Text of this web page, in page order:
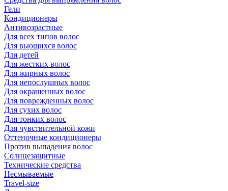
Гели
Кондиционеры
Антивозрастные
Для всех типов волос
Для вьющихся волос
Для детей
Для жестких волос
Для жирных волос
Для непослушных волос
Для окрашенных волос
Для поврежденных волос
Для сухих волос
Для тонких волос
Для чувствительной кожи
Оттеночные кондиционеры
Против выпадения волос
Солнцезащитные
Технические средства
Несмываемые
Travel-size